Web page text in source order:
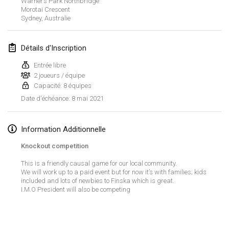
Morotai Crescent
Sydney, Australie
Détails d'Inscription
Entrée libre
2 joueurs / équipe
Capacité: 8 équipes
Date d'échéance: 8 mai 2021
Information Additionnelle
Knockout competition
This is a friendly causal game for our local community.
We will work up to a paid event but for now it’s with families; kids
included and lots of newbies to Finska which is great.
I.M.O President will also be competing
ANNULÉ
Open de Boulay Triplette
avril 2021
Tournoi du printemps confiné
9 avr. 2021|France
Indoor de la CASAS
10 avr. 2021|France
Halové MČR Trojnásobný - Czech Indoor Triple
10 avr. 2021|République tchèque
ANNULÉ
Doublette du Molkkamis